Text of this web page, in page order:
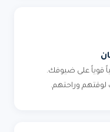
قوياً على ضيوفك.
وراحتهم.